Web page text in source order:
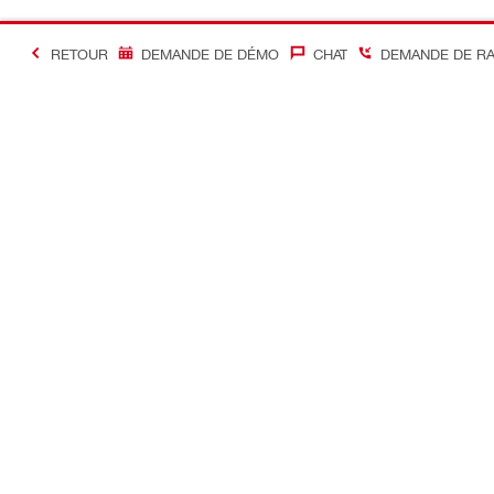
RETOUR DEMANDE DE DÉMO CHAT DEMANDE DE